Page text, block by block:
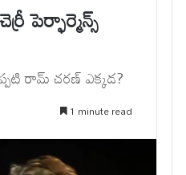
పెర్ఫార్మెన్స్
రామ్ చరణ్ ఎక్కడ?
1 minute read